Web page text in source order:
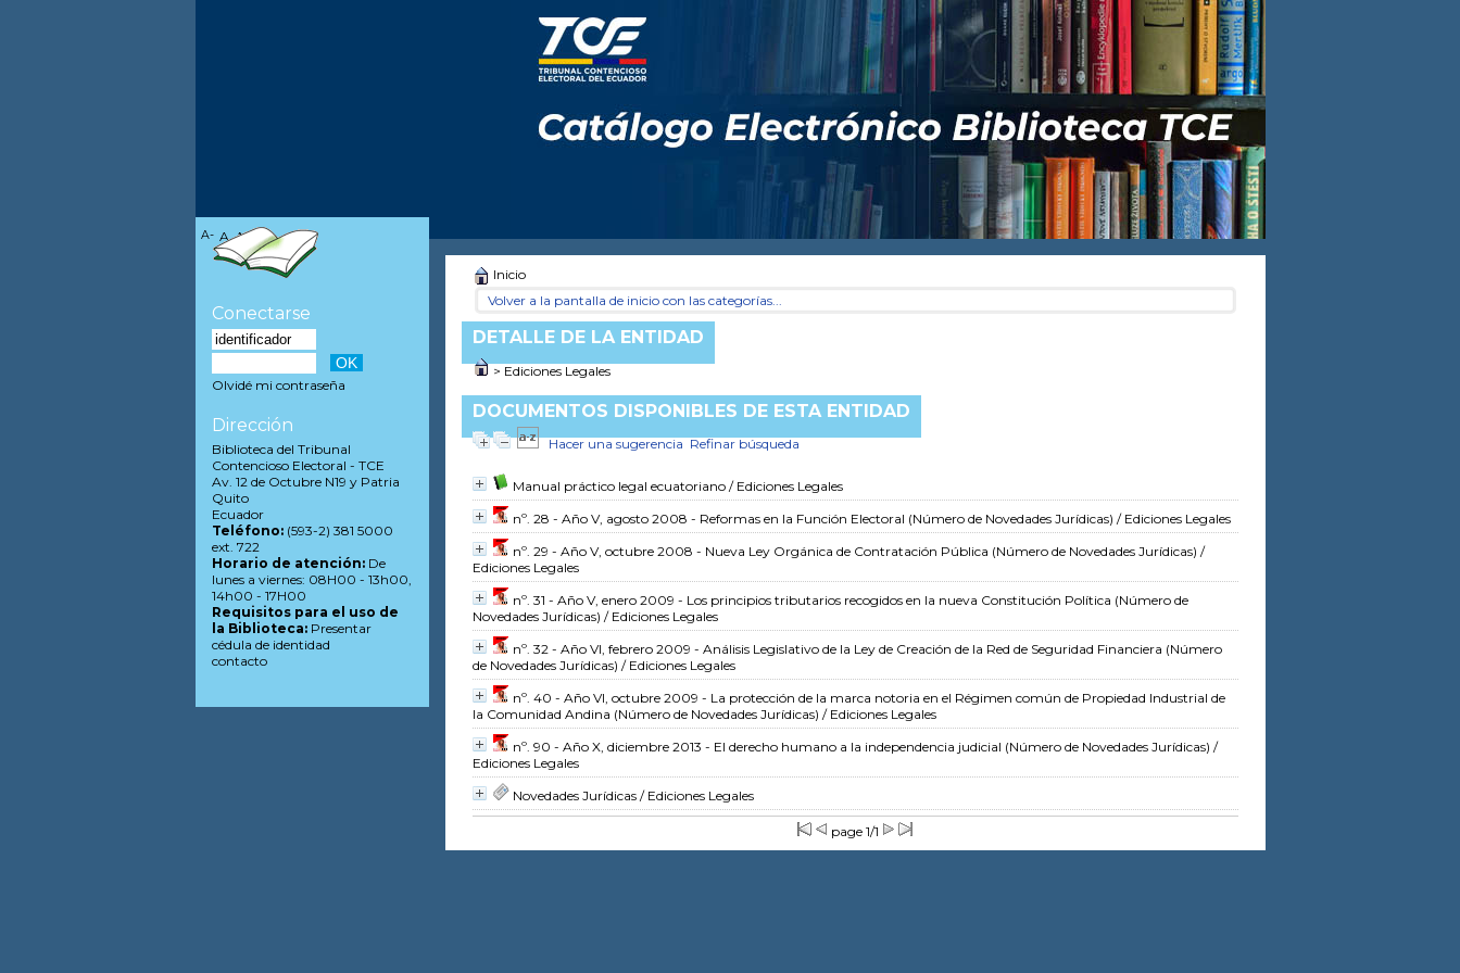
Inicio
Volver a la pantalla de inicio con las categorías...
DETALLE DE LA ENTIDAD
> Ediciones Legales
DOCUMENTOS DISPONIBLES DE ESTA ENTIDAD
Hacer una sugerencia Refinar búsqueda
Manual práctico legal ecuatoriano/ Ediciones Legales
nº. 28 - Año V, agosto 2008 - Reformas en la Función Electoral (Número de Novedades Jurídicas) / Ediciones Legales
nº. 29 - Año V, octubre 2008 - Nueva Ley Orgánica de Contratación Pública (Número de Novedades Jurídicas) /
Ediciones Legales
nº. 31 - Año V, enero 2009 - Los principios tributarios recogidos en la nueva Constitución Política (Número de
Novedades Jurídicas) / Ediciones Legales
nº. 32 - Año VI, febrero 2009 - Análisis Legislativo de la Ley de Creación de la Red de Seguridad Financiera (Número
de Novedades Jurídicas) / Ediciones Legales
nº. 40 - Año VI, octubre 2009 - La protección de la marca notoria en el Régimen común de Propiedad Industrial de
la Comunidad Andina (Número de Novedades Jurídicas) / Ediciones Legales
nº. 90 - Año X, diciembre 2013 - El derecho humano a la independencia judicial (Número de Novedades Jurídicas) /
Ediciones Legales
Novedades Jurídicas/ Ediciones Legales
page 1/1
A- A A+
Conectarse
Olvidé mi contraseña
Dirección
Biblioteca del Tribunal
Contencioso Electoral - TCE
Av. 12 de Octubre N19 y Patria
Quito
Ecuador
Teléfono:(593-2) 381 5000
ext. 722
Horario de atención:De
lunes a viernes: 08H00 - 13h00,
14h00 - 17H00
Requisitos para el uso de
la Biblioteca:Presentar
cédula de identidad
contacto